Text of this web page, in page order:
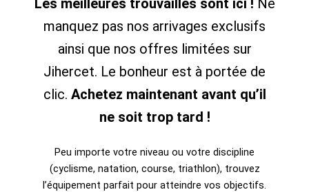
manquez pas nos arrivages exclusifs
ainsi que nos offres limitées sur
Jihercet. Le bonheur est à portée de
clic. Achetez maintenant avant qu’il
ne soit trop tard !
Peu importe votre niveau ou votre discipline
(cyclisme, natation, course, triathlon), trouvez
l’équipement parfait pour atteindre vos objectifs.